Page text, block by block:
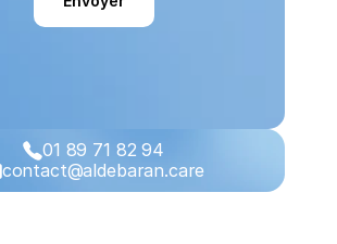
01 89 71 82 94
contact@aldebaran.care